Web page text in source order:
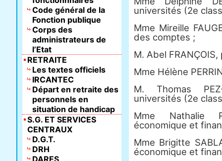
universités (2e
Mme Mireille
des comptes ;
M. Abel
Mme Hélène
M. Thomas
universités (2e
Mme Nathalie
économique et
Mme Brigitte
économique et
Code général de la
Fonction publique
Corps des
administrateurs de
l’Etat
RETRAITE
Les textes officiels
IRCANTEC
Départ en retraite des
personnels en
situation de handicap
S.G. ET SERVICES
CENTRAUX
D.G.T.
DRH
DARES